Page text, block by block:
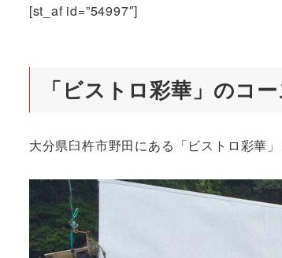
[st_af id=”54997″]
「ビストロ彩華」のコ
大分県臼杵市野田にある「ビストロ彩華」